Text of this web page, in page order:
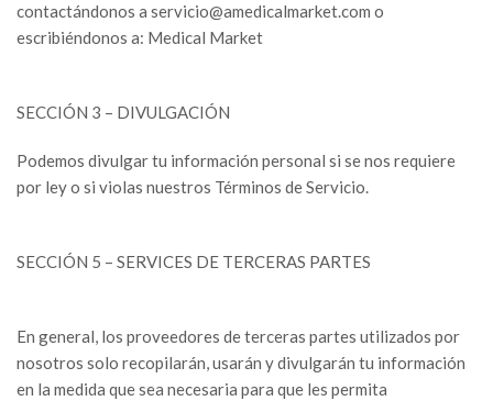
contactándonos a servicio@amedicalmarket.com o
escribiéndonos a: Medical Market
SECCIÓN 3 – DIVULGACIÓN
Podemos divulgar tu información personal si se nos requiere
por ley o si violas nuestros Términos de Servicio.
SECCIÓN 5 – SERVICES DE TERCERAS PARTES
En general, los proveedores de terceras partes utilizados por
nosotros solo recopilarán, usarán y divulgarán tu información
en la medida que sea necesaria para que les permita